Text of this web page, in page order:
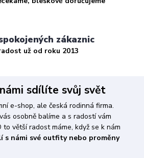
zákaznic
už od roku 2013
sdílíte svůj svět
e-shop, ale česká rodinná firma.
osobně balíme a s radostí vám
to větší radost máme, když se k nám
s námi své outfity nebo proměny